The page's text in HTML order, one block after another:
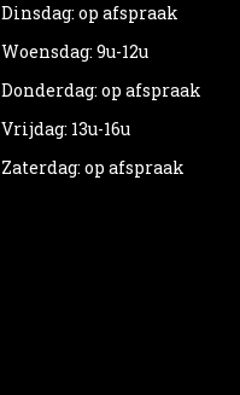
Dinsdag: op afspraak
Woensdag: 9u-12u
Donderdag: op afspraak
Vrijdag: 13u-16u
Zaterdag: op afspraak